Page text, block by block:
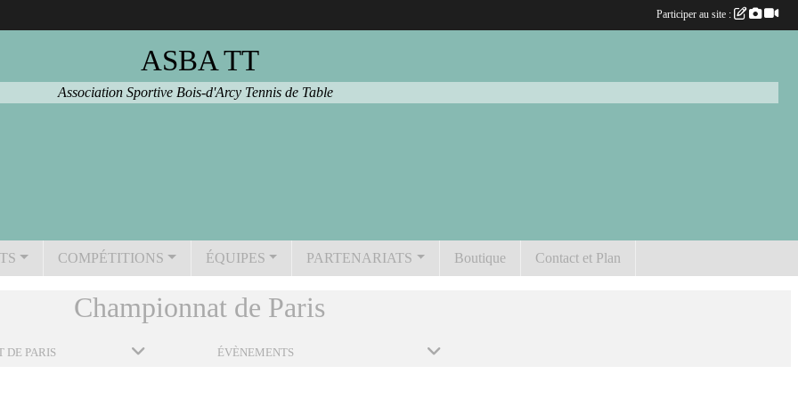
ASBA TT
Association Sportive Bois-d'Arcy Tennis de Table
COMPÉTITIONS ÉQUIPES PARTENARIATS Boutique Contact et Plan
Championnat de Paris
DE PARIS ÉVÈNEMENTS
Participer au site :